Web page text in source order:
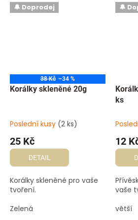
🔔 Doprodej
38 Kč –34 %
Korálky skleněné 20g
Poslední kusy (2 ks)
25 Kč
DETAIL
Korálky skleněné pro vaše
tvoření.
Zelená
🔔
ks
12
vaše
větší